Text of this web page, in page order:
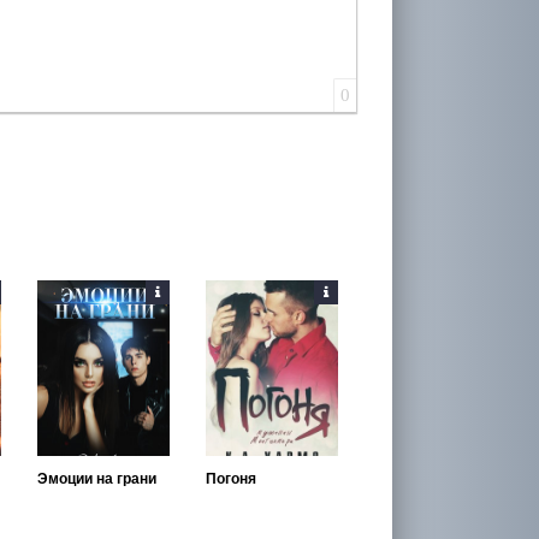
0
Эмоции на грани Погоня